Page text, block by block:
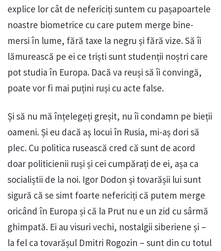
explice lor cât de nefericiți suntem cu pașapoartele
noastre biometrice cu care putem merge bine-
mersi în lume, fără taxe la negru și fără vize. Să îi
lămurească pe ei ce triști sunt studenții noștri care
pot studia în Europa. Dacă va reuși să îi convingă,
poate vor fi mai puțini ruși cu acte false.
Și să nu mă înțelegeți greșit, nu îi condamn pe bieții
oameni. Și eu dacă aș locui în Rusia, mi-aș dori să
plec. Cu politica rusească cred că sunt de acord
doar politicienii ruși și cei cumpărați de ei, așa ca
socialiștii de la noi. Igor Dodon și tovarășii lui sunt
sigură că se simt foarte nefericiți că putem merge
oricând în Europa și că la Prut nu e un zid cu sârmă
ghimpată. Ei au visuri vechi, nostalgii siberiene și –
la fel ca tovarășul Dmitri Rogozin – sunt din cu totul